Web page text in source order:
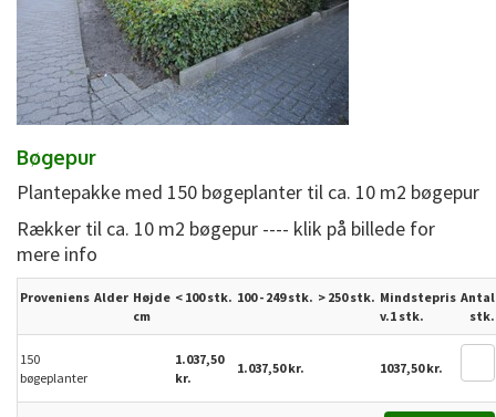
Bøgepur
Plantepakke med 150 bøgeplanter til ca. 10 m2 bøgepur
Rækker til ca. 10 m2 bøgepur ---- klik på billede for
mere info
Proveniens Alder Højde
cm
< 100 stk. 100 - 249 stk. > 250stk. Mindstepris
v.1 stk.
Antal
stk.
150
bøgeplanter
1.037,50
kr.
1.037,50 kr. 1037,50 kr.